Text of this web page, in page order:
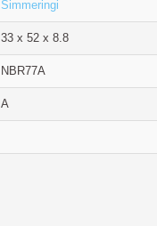
Simmeringi
33 x 52 x 8.8
NBR77A
A